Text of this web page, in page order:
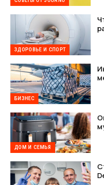
ЗДОРОВЬЕ И СПОРТ
БИЗНЕС
ДОМ И СЕМЬЯ